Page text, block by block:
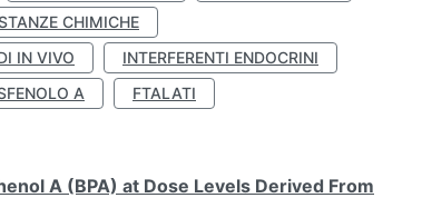
CHIMICHE
IN VIVO
INTERFERENTI ENDOCRINI
A
FTALATI
A (BPA) at Dose Levels Derived From